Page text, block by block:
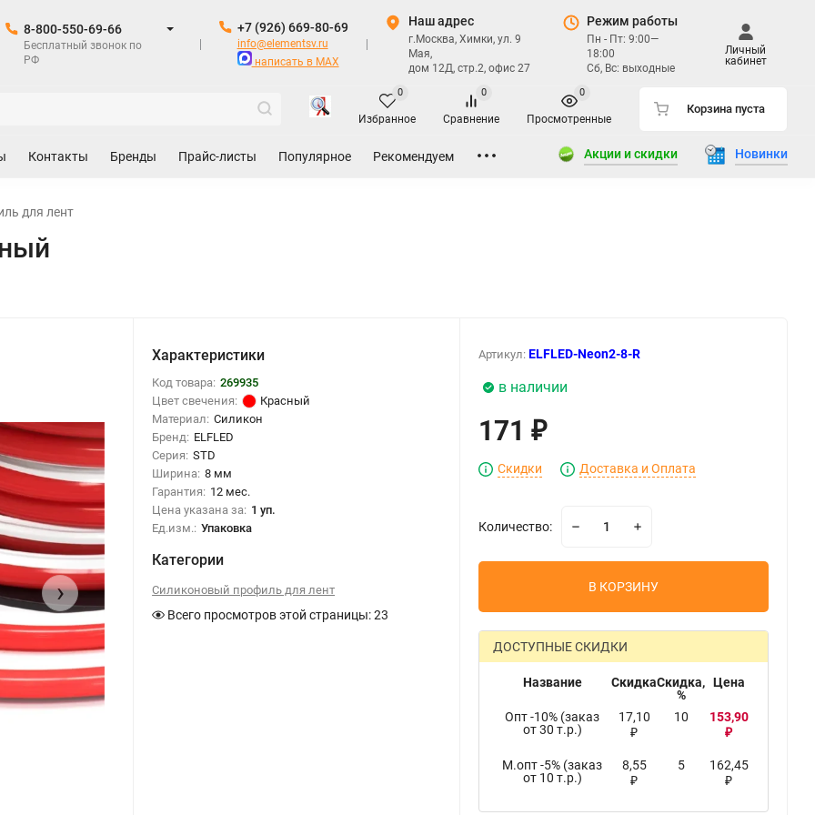
8-800-550-69-66
Бесплатный звонок по
РФ
+7 (926) 669-80-69
info@elementsv.ru
написать в MAX
Наш адрес
г.Москва, Химки, ул. 9
Мая,
дом 12Д, стр.2, офис 27
Режим работы
Пн - Пт: 9:00—
18:00
Сб, Вс: выходные
Личный
кабинет
Избранное
0
Сравнение
0
Просмотренные
0
Корзина пуста
Контакты Бренды Прайс-листы Популярное Рекомендуем Акции и скидки Новинки
для лент
›
Характеристики
Код товара: 269935
Цвет свечения:
Красный
Материал: Силикон
Бренд: ELFLED
Серия: STD
Ширина: 8 мм
Гарантия: 12 мес.
Цена указана за: 1 уп.
Ед.изм.: Упаковка
Категории
Силиконовый профиль для лент
Всего просмотров этой страницы:23
Артикул: ELFLED-Neon2-8-R
в наличии
171₽
Скидки Доставка и Оплата
Количество:
В КОРЗИНУ
ДОСТУПНЫЕ СКИДКИ
Название СкидкаСкидка,
%
Цена
Опт -10% (заказ
от 30 т.р.)
17,10
₽
10 153,90
₽
М.опт -5% (заказ
от 10 т.р.)
8,55
₽
5 162,45
₽